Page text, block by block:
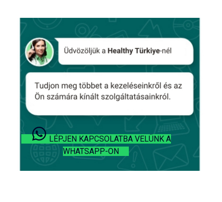
LÉPJEN KAPCSOLATBA VELÜNK A
WHATSAPP-ON